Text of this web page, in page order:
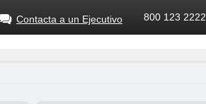
Contacta a un Ejecutivo 800 123 2222